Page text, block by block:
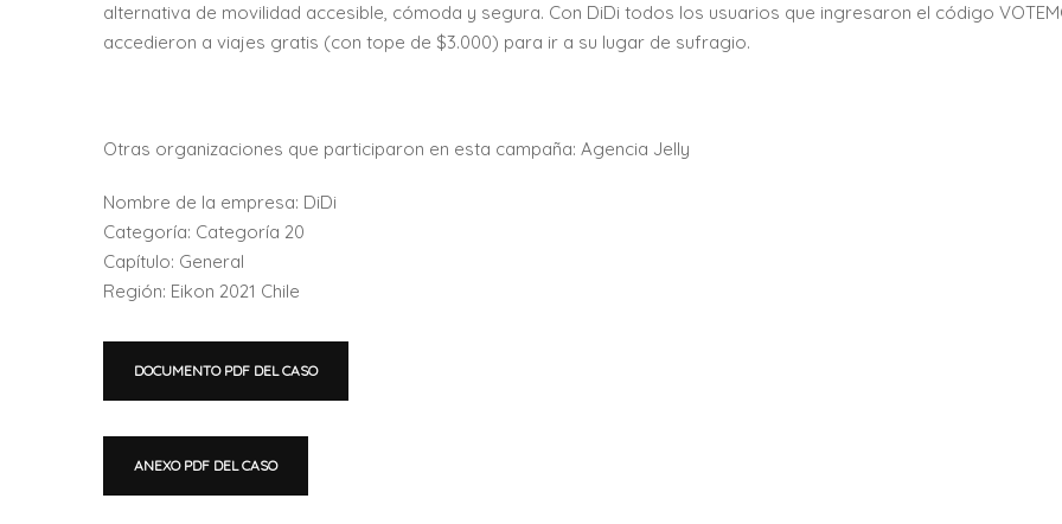
alternativa de movilidad accesible, cómoda y segura. Con DiDi todos los usuarios que ingresaron el código
accedieron a viajes gratis (con tope de $3.000) para ir a su lugar de sufragio.
Otras organizaciones que participaron en esta campaña: Agencia Jelly
Nombre de la empresa: DiDi
Categoría: Categoría 20
Capítulo: General
Región: Eikon 2021 Chile
DOCUMENTO PDF DEL CASO
ANEXO PDF DEL CASO